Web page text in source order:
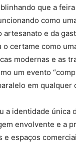
que a
como
artesanato e da
certame como
modernas e as
um evento
em qualquer
a identidade única
envolvente e a
e espaços